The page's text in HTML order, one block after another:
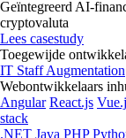
Geïntegreerd AI-
cryptovaluta
Lees casestudy
Toegewijde
IT Staff Augmentation
Webontwikkelaars
Angular React.js
stack
.NET Java PHP